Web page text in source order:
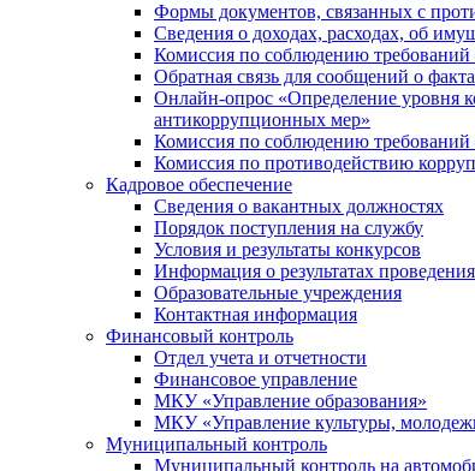
Формы документов, связанных с
Сведения о доходах, расходах, об
Комиссия по соблюдению
Обратная связь для сообщений о
Онлайн-опрос «Определение уровня
антикоррупционных мер»
Комиссия по соблюдению
Комиссия по противодействию
Кадровое обеспечение
Сведения о вакантных должностях
Порядок поступления на службу
Условия и результаты конкурсов
Информация о результатах
Образовательные учреждения
Контактная информация
Финансовый контроль
Отдел учета и отчетности
Финансовое управление
МКУ «Управление образования»
МКУ «Управление культуры,
Муниципальный контроль
Муниципальный контроль на